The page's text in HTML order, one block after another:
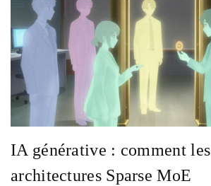
IA générative : comment les
architectures Sparse MoE